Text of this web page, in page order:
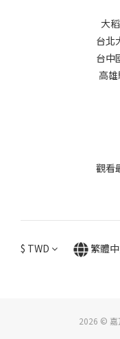
大
台北
台中
高
觀看
$ TWD 繁體
2026 © 嘉